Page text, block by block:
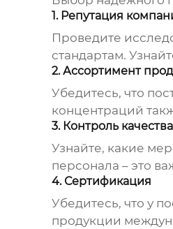
1. Репутация
Проведите
стандартам.
2. Ассортимент
Убедитесь, что
концентраций
3. Контроль качества
Узнайте, какие
персонала – это
4. Сертификация
Убедитесь, что у
продукции